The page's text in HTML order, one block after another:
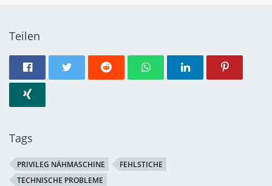
Teilen
Tags
PRIVILEG NÄHMASCHINE
FEHLSTICHE
TECHNISCHE PROBLEME